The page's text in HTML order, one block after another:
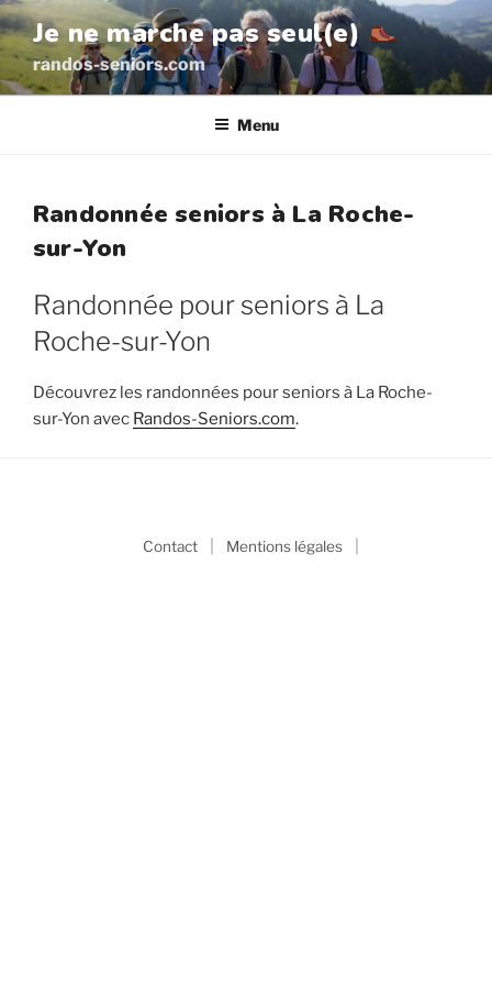
Aller
au
contenu
principal
Je ne marche pas seul(e)
randos-seniors.com
Menu
Randonnée seniors à La Roche-
sur-Yon
Randonnée pour seniors à La
Roche-sur-Yon
Découvrez les randonnées pour seniors à La Roche-
sur-Yon avec Randos-Seniors.com.
Contact Mentions légales